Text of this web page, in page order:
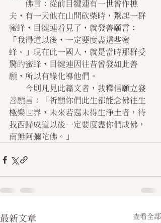
夫，有一天他在山間砍柴時，驚起一群
蜜蜂，目犍連看見了，就發善願言：
「我得道以後，一定要度盡這些蜜
蜂。」現在此一國人，就是當時那群受
驚的蜜蜂，目犍連因往昔曾發如此善
願，所以有緣化導他們。
善願言：「祈願你們此生都能念佛往生
極樂世界，未來若還未得生淨土者，待
我西歸成道以後一定要度盡你們成佛，
南無阿彌陀佛。」
最新文章 查看全部